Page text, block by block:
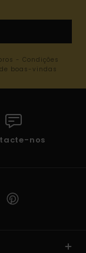
- Condições
boas-vindas
nos